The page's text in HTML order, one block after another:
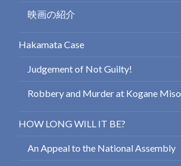
映画の紹介
Hakamata Case
Judgement of Not Guilty!
Robbery and Murder at Kogane Miso
HOW LONG WILL IT BE?
An Appeal to the National Assembly